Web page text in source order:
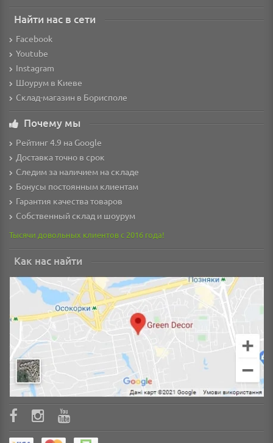
Найти нас в сети
Facebook
Youtube
Instagram
Шоурум в Киеве
Склад-магазин в Борисполе
Почему мы
Рейтинг 4.9 на Google
Доставка точно в срок
Следим за наличием на складе
Бонусы постоянным клиентам
Гарантия качества товаров
Собственный склад и шоурум
Тысячи довольных клиентов с 2016 года!
Как нас найти